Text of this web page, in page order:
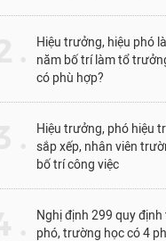
Hiệu trưởng, hiệu phó
năm bố trí làm tổ
có phù hợp?
Hiệu trưởng, phó hiệu
sắp xếp, nhân viên
bố trí công việc
Nghị định 299 quy
phó, trường học có 4